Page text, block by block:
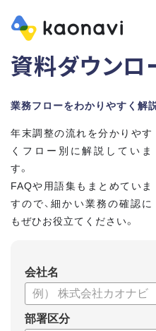
資料ダウンロ
業務フローをわかりやすく解
年末調整の流れを分かりやす
くフロー別に解説していま
す。
FAQや用語集もまとめていま
すので、細かい業務の確認に
もぜひお役立てください。
会社名
部署区分